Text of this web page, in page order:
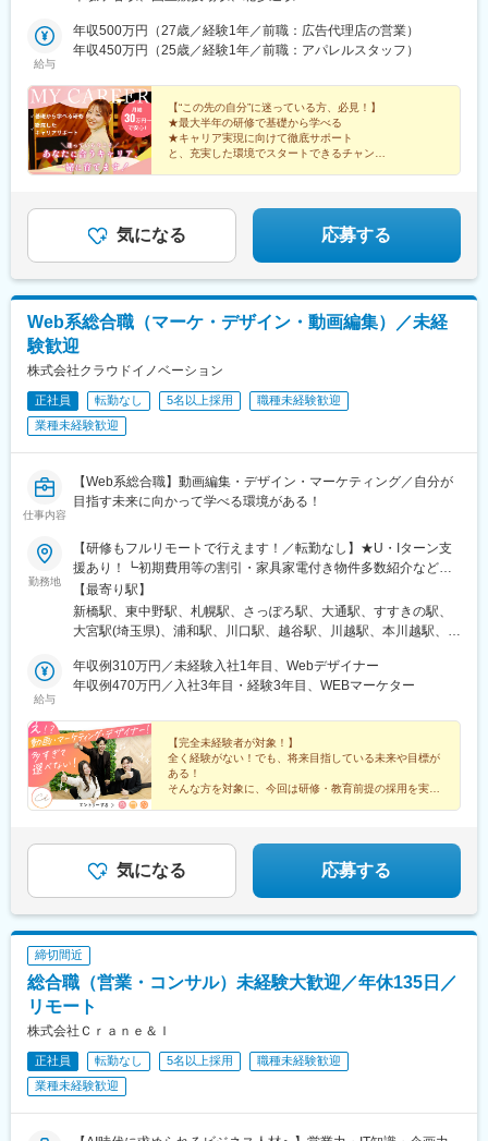
駅、櫛田神社前駅、西鉄千早駅、三宮駅(神戸新交通)、ハーバーラ
ンド駅、山陽姫路駅、西代駅、山陽明石駅、新王寺駅、鳥居前
駅、田中口駅、山科駅、四条駅(京都市営)、石山駅、くいな橋駅、
(広島県)、白島駅(広島高速交通線)、竹橋駅、御成門駅、新桜台
駅、梅田駅(地下鉄)、蒲生四丁目駅、天王寺駅前駅、動物園前駅、
駅前駅、平安通駅、呉服町駅(福岡県)、香椎宮前駅、三宮駅(神戸
市営)、高速神戸駅、西新町駅、信貴山下駅、四宮駅、五条駅(京都
市営)、唐橋前駅、狸小路駅、北１２条駅、あおば通駅、西川緑道
京メトロ副都心線「北参道駅」より徒歩7分・JR山手線「原宿
駅」より徒歩9分※受動喫煙対策：屋内喫煙可能場所あり
給与
年収500万円（27歳／経験1年／前職：広告代理店の営業）
年収450万円（25歳／経験1年／前職：アパレルスタッフ）
【“この先の自分”に迷っている方、必見！】
★最大半年の研修で基礎から学べる
★キャリア実現に向けて徹底サポート
と、充実した環境でスタートできるチャンス♪
★フルリモート可
★社宅・家賃補助あり
気になる 応募する
Web系総合職（マーケ・デザイン・動画編集）／未経
験歓迎
株式会社クラウドイノベーション
正社員 転勤なし 5名以上採用
職種未経験歓迎
業種未経験歓迎
仕事内容
【Web系総合職】動画編集・デザイン・マーケティング／自分が
目指す未来に向かって学べる環境がある！
勤務地
【研修もフルリモートで行えます！／転勤なし】★U・Iターン支
援あり！┗初期費用等の割引・家具家電付き物件多数紹介など★
フルリモート・テレワークOKな案件も！＜本社オフィス＞東京都
港区新橋1-12-9 新橋プレイス7F└各線「新橋駅」徒歩5分以内＜
支社オフィス＞東京都中野区東中野4-7-18 岡藤ビル203└各線
【最寄り駅】
新橋駅、東中野駅、札幌駅、さっぽろ駅、大通駅、すすきの駅、
大宮駅(埼玉県)、浦和駅、川口駅、越谷駅、川越駅、本川越駅、千
柏駅、東京駅、大手町駅(東京都)、新宿駅、新宿駅(東京メトロ)、
新宿三丁目駅、池袋駅、東池袋駅、五反田駅、六本木駅、品川
都)、渋谷駅、上野駅、京成上野駅、錦糸町駅、恵比寿駅、水道橋
駅、後楽園駅、木場駅(東京都)、中目黒駅、中野駅(東京都)、横浜
駅、川崎駅、桜木町駅、武蔵小杉駅、溝の口駅、武蔵溝ノ口駅、
西梅田駅、大阪駅、大阪梅田駅(阪神線)、梅田駅(地下鉄)、大阪梅
田駅(阪急線)、心斎橋駅、なんば駅(地下鉄)、大阪難波駅、なんば
合駅(東京都)、西４丁目駅、狸小路駅、二重橋前駅、大崎広小路
駅、乃木坂駅、高輪台駅、竹芝駅、神泉駅、稲荷町駅(東京都)、住
学校前駅、栄町駅(千葉県)、東海神駅、都電雑司ケ谷駅、高輪ゲー
トウェイ駅、高島町駅、馬車道駅、高津駅(神奈川県)、四ツ橋駅、
天王寺駅前駅、天神南駅、名鉄名古屋駅
給与
年収例310万円／未経験入社1年目、Webデザイナー
年収例470万円／入社3年目・経験3年目、WEBマーケター
【完全未経験者が対象！】
全く経験がない！でも、将来目指している未来や目標が
ある！
そんな方を対象に、今回は研修・教育前提の採用を実施
気になる 応募する
締切間近
総合職（営業・コンサル）未経験大歓迎／年休135日／
リモート
株式会社Ｃｒａｎｅ＆Ｉ
正社員 転勤なし 5名以上採用
職種未経験歓迎
業種未経験歓迎